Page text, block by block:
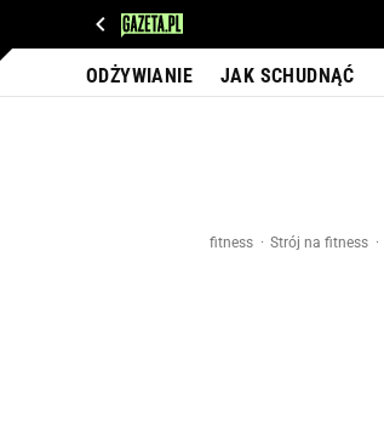
ODŻYWIANIE JAK SCHUDNĄĆ
fitness Strój na fitness